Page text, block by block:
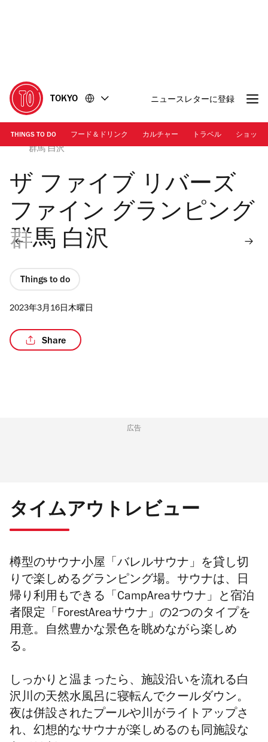
に
移
動
移
動
TOKYO ニュースレターに登録
THINGS TO DO フード＆ドリンク カルチャー トラベル ショッピ
画像提供：ザ ファイブ リバーズ ファイン グランピング
群馬 白沢
ザ ファイブ リバーズ
ファイン グランピング
群馬 白沢
Things to do
2023年3月16日木曜日
Share
広告
タイムアウトレビュー
樽型のサウナ小屋「バレルサウナ」を貸し切
りで楽しめるグランピング場。サウナは、日
帰り利用もできる「CampAreaサウナ」と宿泊
者限定「ForestAreaサウナ」の2つのタイプを
用意。自然豊かな景色を眺めながら楽しめ
る。
しっかりと温まったら、施設沿いを流れる白
沢川の天然⽔⾵呂に寝転んでクールダウン。
夜は併設されたプールや川がライトアップさ
れ、幻想的なサウナが楽しめるのも同施設な